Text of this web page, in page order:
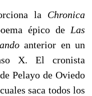
la Chronica
épico de Las
anterior en un
X. El cronista
Pelayo de Oviedo
saca todos los